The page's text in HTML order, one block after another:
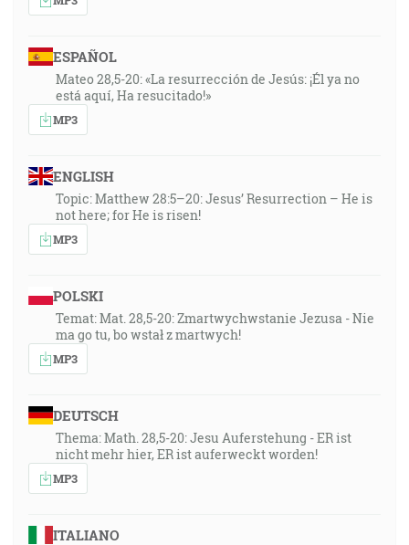
ESPAÑOL
Mateo 28,5-20: «La resurrección de Jesús: ¡Él ya no
está aquí, Ha resucitado!»
MP3
ENGLISH
Topic: Matthew 28:5–20: Jesus’ Resurrection – He is
not here; for He is risen!
MP3
POLSKI
Temat: Mat. 28,5-20: Zmartwychwstanie Jezusa - Nie
ma go tu, bo wstał z martwych!
MP3
DEUTSCH
Thema: Math. 28,5-20: Jesu Auferstehung - ER ist
nicht mehr hier, ER ist auferweckt worden!
MP3
ITALIANO